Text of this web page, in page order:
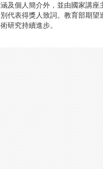
及個人簡介外，並由國家講
代表得獎人致詞。教育部期
研究持續進步。